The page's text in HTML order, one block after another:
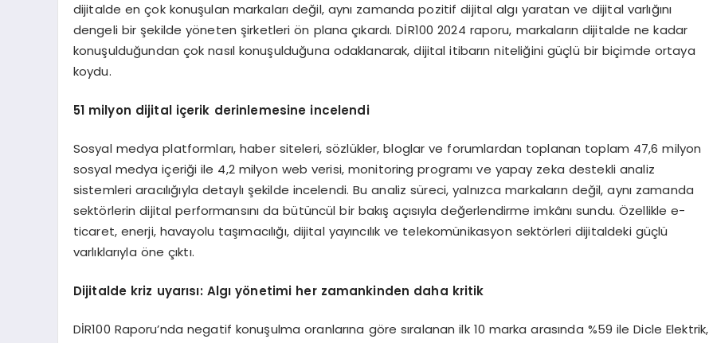
dijitalde en çok konuşulan markaları değil, aynı zamanda pozitif dijital algı yaratan ve dijital varlığını
dengeli bir şekilde yöneten şirketleri ön plana çıkardı. DİR100 2024 raporu, markaların dijitalde ne kadar
konuşulduğundan çok nasıl konuşulduğuna odaklanarak, dijital itibarın niteliğini güçlü bir biçimde ortaya
koydu.
51 milyon dijital içerik derinlemesine incelendi
Sosyal medya platformları, haber siteleri, sözlükler, bloglar ve forumlardan toplanan toplam 47,6 milyon
sosyal medya içeriği ile 4,2 milyon web verisi, monitoring programı ve yapay zeka destekli analiz
sistemleri aracılığıyla detaylı şekilde incelendi. Bu analiz süreci, yalnızca markaların değil, aynı zamanda
sektörlerin dijital performansını da bütüncül bir bakış açısıyla değerlendirme imkânı sundu. Özellikle e-
ticaret, enerji, havayolu taşımacılığı, dijital yayıncılık ve telekomünikasyon sektörleri dijitaldeki güçlü
varlıklarıyla öne çıktı.
Dijitalde kriz uyarısı: Algı yönetimi her zamankinden daha kritik
DİR100 Raporu’nda negatif konuşulma oranlarına göre sıralanan ilk 10 marka arasında %59 ile Dicle Elektrik,